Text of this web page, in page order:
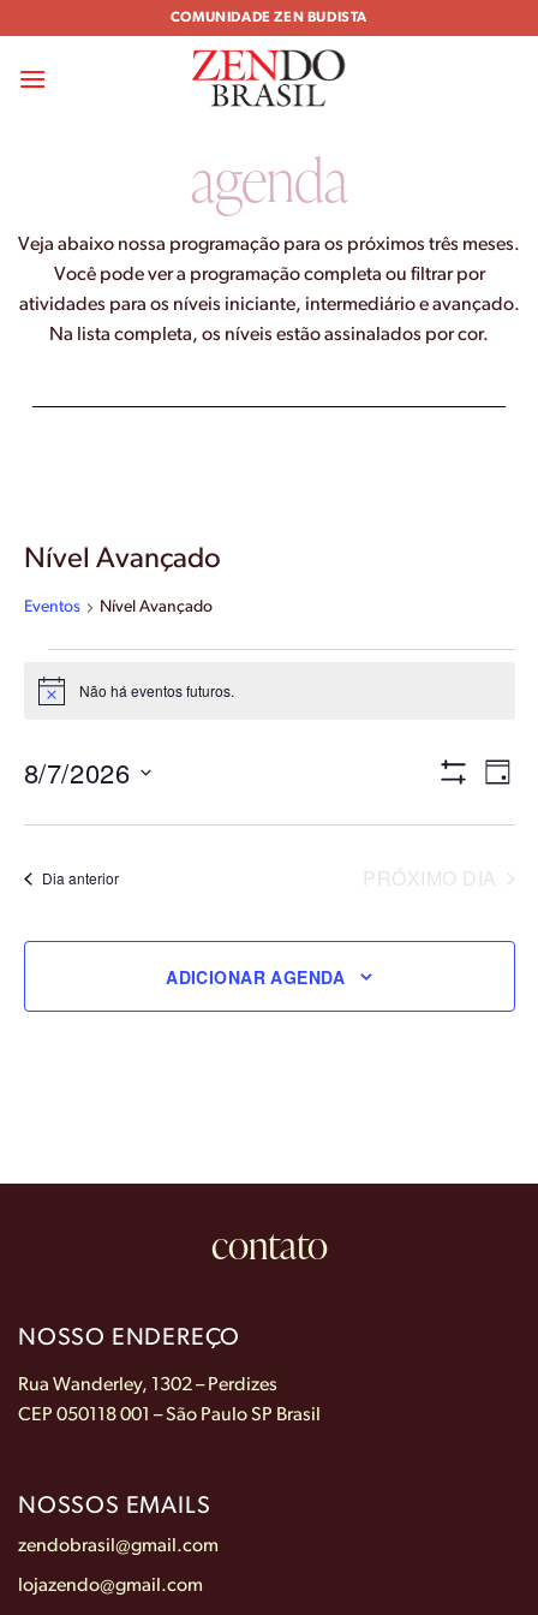
content
COMUNIDADE ZEN BUDISTA
agenda
Veja abaixo nossa programação para os próximos três meses.
Você pode ver a programação completa ou filtrar por
atividades para os níveis iniciante, intermediário e avançado.
Na lista completa, os níveis estão assinalados por cor.
Nível Avançado
Eventos Nível Avançado
Eventos
for
agosto,
2026
Notice Não há eventos futuros.
do
visual
DIA
8/7/2026
data.Dia anterior PRÓXIMO DIA
ADICIONAR AGENDA
contato
NOSSO ENDEREÇO
Rua Wanderley, 1302 – Perdizes
CEP 050118 001 – São Paulo SP Brasil
NOSSOS EMAILS
zendobrasil@gmail.com
lojazendo@gmail.com